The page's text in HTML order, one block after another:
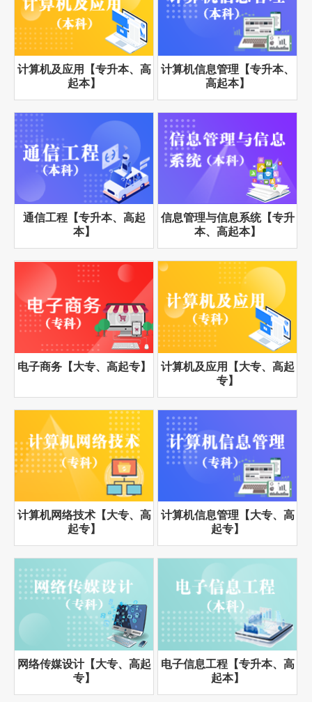
计算机及应用【专升本、高
起本】
计算机信息管理【专升本、
高起本】
通信工程【专升本、高起
本】
信息管理与信息系统【专升
本、高起本】
电子商务【大专、高起专】
计算机及应用【大专、高起
专】
计算机网络技术【大专、高
起专】
计算机信息管理【大专、高
起专】
网络传媒设计【大专、高起
专】
电子信息工程【专升本、高
起本】